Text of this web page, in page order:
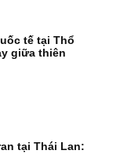
tế tại Thổ
giữa thiên
tại Thái Lan: